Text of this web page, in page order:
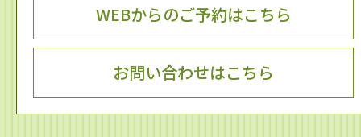
WEBからのご予約はこちら
お問い合わせはこちら